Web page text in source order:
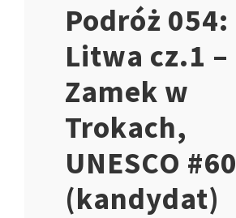
Podróż 054:
Litwa cz.1 –
Zamek w
Trokach,
UNESCO #60
(kandydat)